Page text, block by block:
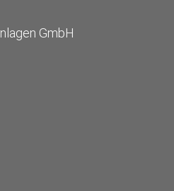
GmbH